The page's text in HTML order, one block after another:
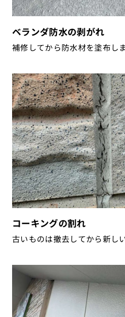
ベランダ防水の剥がれ
補修してから防水材を塗布しま
コーキングの割れ
古いものは撤去してから新し